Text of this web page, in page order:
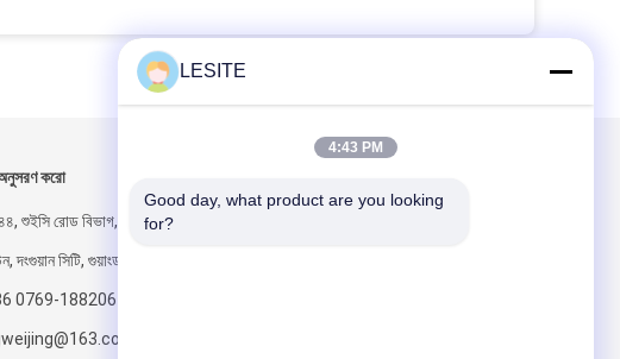
করো
শুইসি রোড বিভাগ, হানসি, চাশান
দংগুয়ান সিটি, গুয়াংডং প্রদেশ
0769-18820617197
LESITE
4:43 PM
Good day, what product are you looking
for?